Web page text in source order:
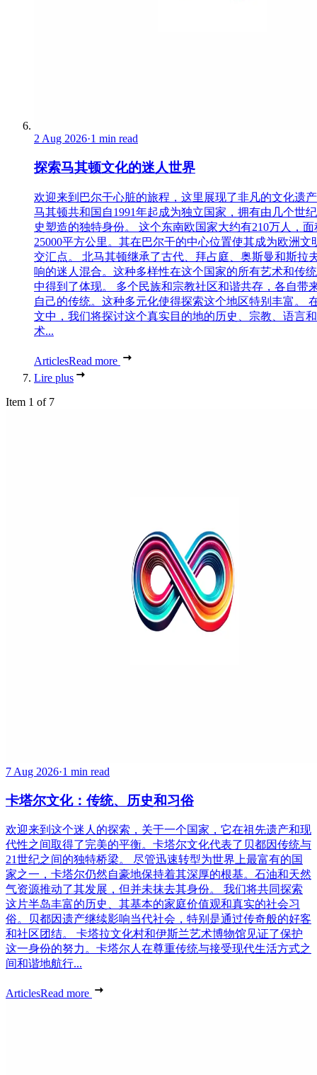
2 Aug 2026·1 min read
探索马其顿文化的迷人世界
欢迎来到巴尔干心脏的旅程，这里展现了非凡的文化遗
马其顿共和国自1991年起成为独立国家，拥有由几个世
史塑造的独特身份。 这个东南欧国家大约有210万人，面
25000平方公里。其在巴尔干的中心位置使其成为欧洲文
交汇点。 北马其顿继承了古代、拜占庭、奥斯曼和斯拉
响的迷人混合。这种多样性在这个国家的所有艺术和传
中得到了体现。 多个民族和宗教社区和谐共存，各自带
自己的传统。这种多元化使得探索这个地区特别丰富。
文中，我们将探讨这个真实目的地的历史、宗教、语言
术...
ArticlesRead more
Lire plus
Item 1 of 7
7 Aug 2026·1 min read
卡塔尔文化：传统、历史和习俗
欢迎来到这个迷人的探索，关于一个国家，它在祖先遗产和现
代性之间取得了完美的平衡。卡塔尔文化代表了贝都因传统与
21世纪之间的独特桥梁。 尽管迅速转型为世界上最富有的国
家之一，卡塔尔仍然自豪地保持着其深厚的根基。石油和天然
气资源推动了其发展，但并未抹去其身份。 我们将共同探索
这片半岛丰富的历史、其基本的家庭价值观和真实的社会习
俗。贝都因遗产继续影响当代社会，特别是通过传奇般的好客
和社区团结。 卡塔拉文化村和伊斯兰艺术博物馆见证了保护
这一身份的努力。卡塔尔人在尊重传统与接受现代生活方式之
间和谐地航行...
ArticlesRead more